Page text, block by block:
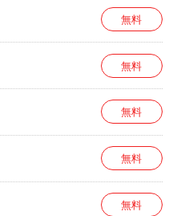
無料
無料
無料
無料
無料